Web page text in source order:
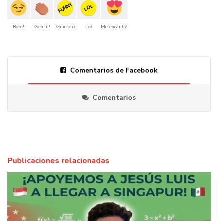
Bien! Genial!
FUNNY
Gracioso
LOL
Lol Me encanta!
Comentarios de Facebook
Comentarios
Publicaciones relacionadas